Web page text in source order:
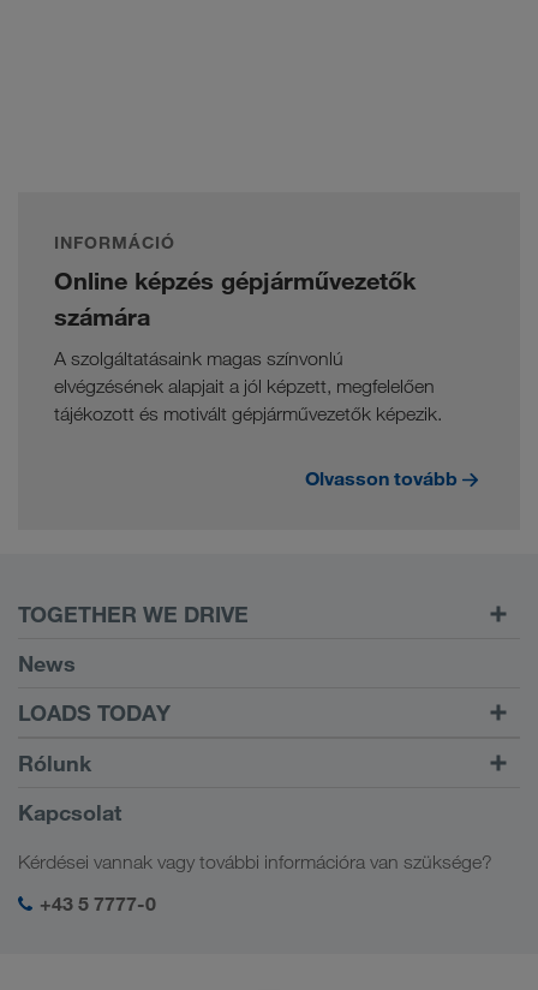
INFORMÁCIÓ
Online képzés gépjárművezetők
számára
A szolgáltatásaink magas színvonlú
elvégzésének alapjait a jól képzett, megfelelően
tájékozott és motivált gépjárművezetők képezik.
Olvasson tovább
TOGETHER WE DRIVE
Carrier Services
Onboarding
News
LOADS TODAY
Találja meg a rakományát
LOADS TODAY
Tudjon meg többet!
A bejelentkezéshez
Rólunk
Céginformáció
SHEQ-menedzsment
Kapcsolat
Kérdései vannak vagy további információra van szüksége?
+43 5 7777-0